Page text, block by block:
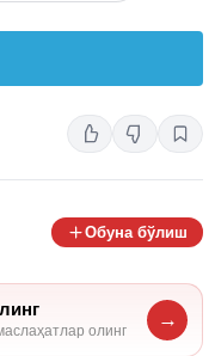
Обуна бўлиш
олинг
→